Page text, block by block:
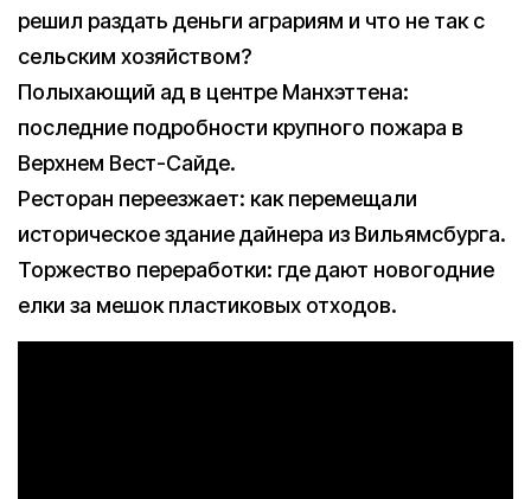
решил раздать деньги аграриям и что не так с
сельским хозяйством?
Полыхающий ад в центре Манхэттена:
последние подробности крупного пожара в
Верхнем Вест-Сайде.
Ресторан переезжает: как перемещали
историческое здание дайнера из Вильямсбурга.
Торжество переработки: где дают новогодние
елки за мешок пластиковых отходов.